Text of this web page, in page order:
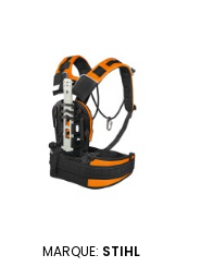
MARQUE: STIHL